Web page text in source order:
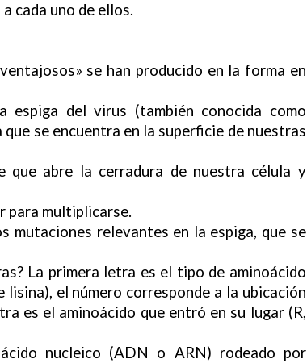
cada uno de ellos.
se han producido en la forma en
espiga del virus (también conocida como
se encuentra en la superficie de nuestras
abre la cerradura de nuestra célula y
para multiplicarse.
mutaciones relevantes en la espiga, que se
La primera letra es el tipo de aminoácido
el número corresponde a la ubicación
es el aminoácido que entró en su lugar (R,
nucleico (ADN o ARN) rodeado por